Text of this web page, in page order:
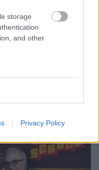
storage
and other
Privacy Policy
και οι 4